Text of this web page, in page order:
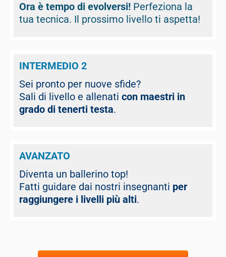
Ora è tempo di evolversi! Perfeziona la
tua tecnica. Il prossimo livello ti aspetta!
INTERMEDIO 2
Sei pronto per nuove sfide?
Sali di livello e allenati con maestri in
grado di tenerti testa.
AVANZATO
Diventa un ballerino top!
Fatti guidare dai nostri insegnanti per
raggiungere i livelli più alti.